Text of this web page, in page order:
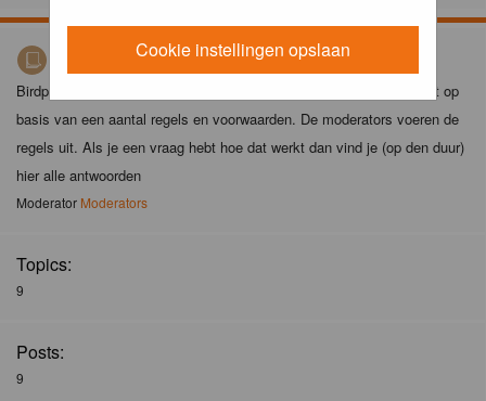
Cookie instellingen opslaan
Birdpix spelregels
Birdpix is niet zomaar een foto-site. Het plaatsen van foto's gebeurt op
basis van een aantal regels en voorwaarden. De moderators voeren de
regels uit. Als je een vraag hebt hoe dat werkt dan vind je (op den duur)
hier alle antwoorden
Moderator Moderators
Topics:
9
Posts:
9